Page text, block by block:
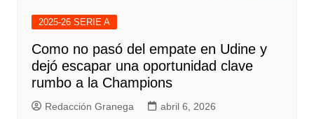
2025-26 SERIE A
Como no pasó del empate en Udine y
dejó escapar una oportunidad clave
rumbo a la Champions
Redacción Granega abril 6, 2026